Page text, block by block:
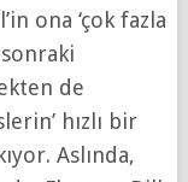
ona ‘çok fazla
de
hızlı bir
Aslında,